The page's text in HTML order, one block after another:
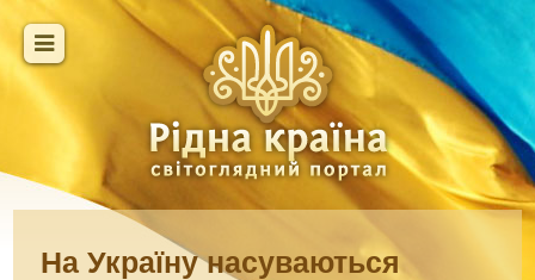
На Україну насуваються